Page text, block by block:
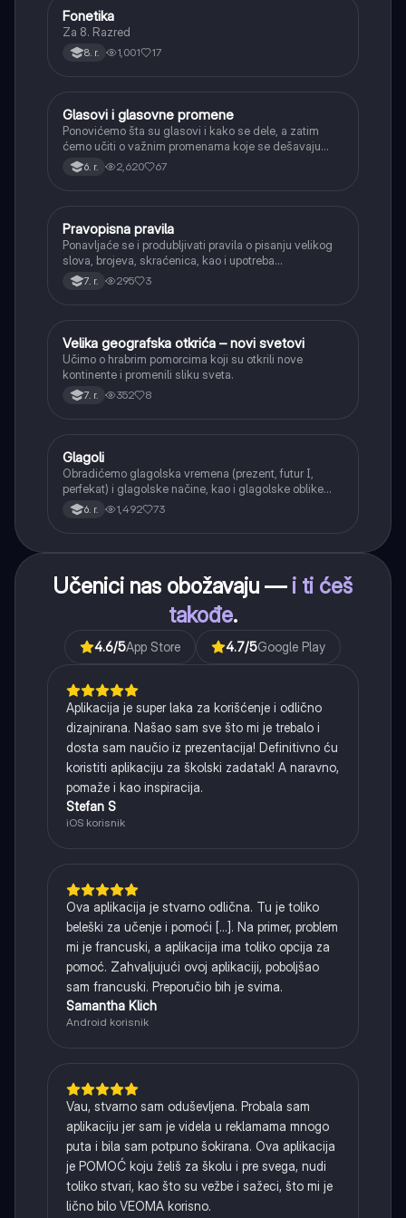
Srpski jezik
Fonetika
Za 8. Razred
8. r. 1,001 17
Srpski jezik
Glasovi i glasovne promene
Ponovićemo šta su glasovi i kako se dele, a zatim
ćemo učiti o važnim promenama koje se dešavaju
kada se glasovi nađu jedan pored drugog u rečima
(npr. jednačenje suglasnika po zvučnosti i mestu
6. r. 2,620 67
Srpski jezik
Pravopisna pravila
Ponavljaće se i produbljivati pravila o pisanju velikog
slova, brojeva, skraćenica, kao i upotreba
interpunkcije, sa posebnim fokusom na zarez u
složenoj rečenici.
7. r. 295 3
Istorija
Velika geografska otkrića – novi svetovi
Učimo o hrabrim pomorcima koji su otkrili nove
kontinente i promenili sliku sveta.
7. r. 352 8
Srpski jezik
Glagoli
Obradićemo glagolska vremena (prezent, futur I,
perfekat) i glagolske načine, kao i glagolske oblike
(infinitiv, glagolski pridevi i prilozi) i glagolski vid
(svršeni i nesvršeni).
6. r. 1,492 73
Učenici nas obožavaju — i ti ćeš
takođe.
4.6/5App Store 4.7/5Google Play
Aplikacija je super laka za korišćenje i odlično
dizajnirana. Našao sam sve što mi je trebalo i
dosta sam naučio iz prezentacija! Definitivno ću
koristiti aplikaciju za školski zadatak! A naravno,
pomaže i kao inspiracija.
Stefan S
iOS korisnik
Ova aplikacija je stvarno odlična. Tu je toliko
beleški za učenje i pomoći [...]. Na primer, problem
mi je francuski, a aplikacija ima toliko opcija za
pomoć. Zahvaljujući ovoj aplikaciji, poboljšao
sam francuski. Preporučio bih je svima.
Samantha Klich
Android korisnik
Vau, stvarno sam oduševljena. Probala sam
aplikaciju jer sam je videla u reklamama mnogo
puta i bila sam potpuno šokirana. Ova aplikacija
je POMOĆ koju želiš za školu i pre svega, nudi
toliko stvari, kao što su vežbe i sažeci, što mi je
lično bilo VEOMA korisno.